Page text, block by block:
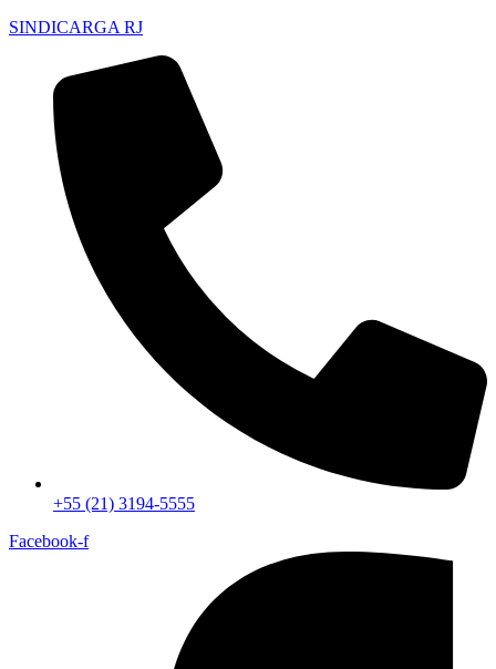
SINDICARGA RJ
+55 (21) 3194-5555
Facebook-f